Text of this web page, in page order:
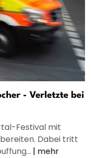
- Verletzte bei
Festival mit
Dabei tritt
| mehr